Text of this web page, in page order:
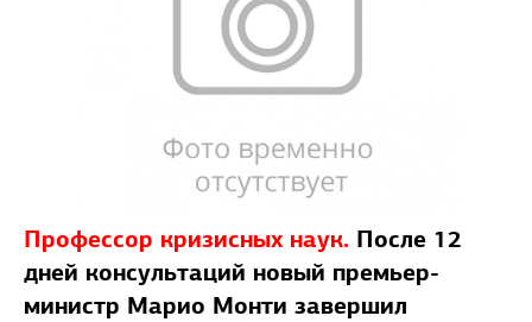
Профессор кризисных наук. После 12
дней консультаций новый премьер-
министр Марио Монти завершил